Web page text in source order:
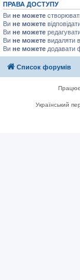
ПРАВА ДОСТУПУ
Ви не можете
Ви не можете
Ви не можете
Ви не можете видаляти
Ви не можете додавати
Список форумів
Український